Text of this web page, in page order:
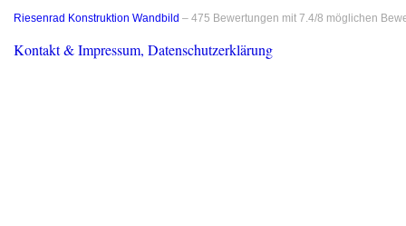
Riesenrad Konstruktion Wandbild – 475 Bewertungen mit 7.4/8 möglichen
Kontakt & Impressum, Datenschutzerklärung